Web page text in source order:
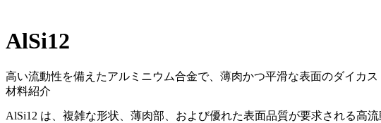
AlSi12
高い流動性を備えたアルミニウム合金で、薄肉かつ平滑な表面のダイカ
材料紹介
AlSi12 は、複雑な形状、薄肉部、および優れた表面品質が要求される高